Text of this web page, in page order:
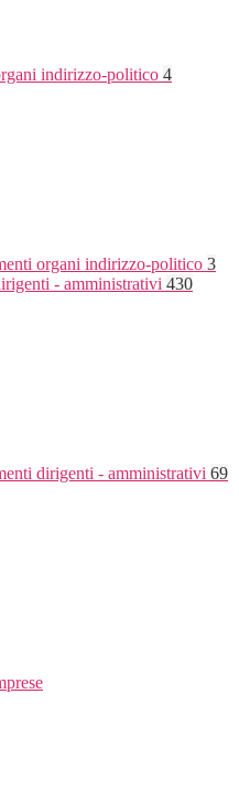
indirizzo-politico 4
organi indirizzo-politico 3
- amministrativi 430
dirigenti - amministrativi 69